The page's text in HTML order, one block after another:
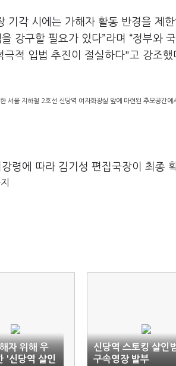
기각 시에는 가해자 활동 반경을 제
강구할 필요가 있다”라며 “정부와
적 입법 추진이 절실하다"고 강조했
서울 지하철 2호선 신당역 여자화장실 앞에 마련된 추모공간
령에 따라 김기성 편집국장이 최종
자 위해 우
'신당역 살인
신당역 스토킹 살인
구속영장 발부